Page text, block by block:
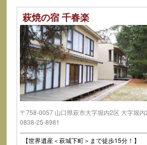
萩焼の宿 千春楽
〒758-0057 山口県萩市大字堀内2区 大字堀
0838-25-8981
【世界遺産＜萩城下町＞まで徒歩15分！】